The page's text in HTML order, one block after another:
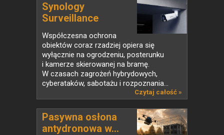
Synology
Surveillance
Station...
Współczesna ochrona
obiektów coraz rzadziej opiera się
wyłącznie na ogrodzeniu, posterunku
i kamerze skierowanej na bramę.
W czasach zagrożeń hybrydowych,
cyberataków, sabotażu i rozpoznania...
Czytaj całość »
Pasywna osłona
antydronowa w...